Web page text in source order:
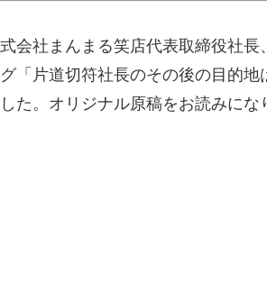
会社まんまる笑店代表取締役社
「片道切符社長のその後の目的
た。オリジナル原稿をお読みにな